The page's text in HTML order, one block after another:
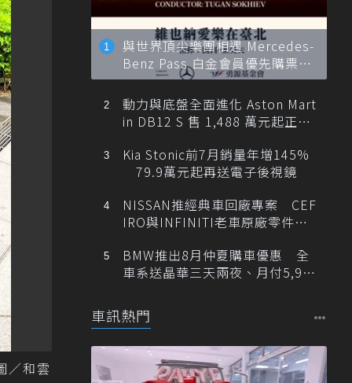
／和雲
與世界頂尖樂團相遇 Mercedes-
Benz Pass 白金會員優先購票維
也納愛樂
動力與底盤全面進化 Aston Mart
in DB12 S 售 1,488 萬元起正式
Kia Stonic前7月銷量年增145%
79.9萬元起再送電子後視鏡
NISSAN推經典車回廠專案 CEF
IRO與INFINITI老車原廠零件最
BMW推出8月仲夏購車優惠 全
車系送晶華三天兩夜、月付5,900
車訊熱門